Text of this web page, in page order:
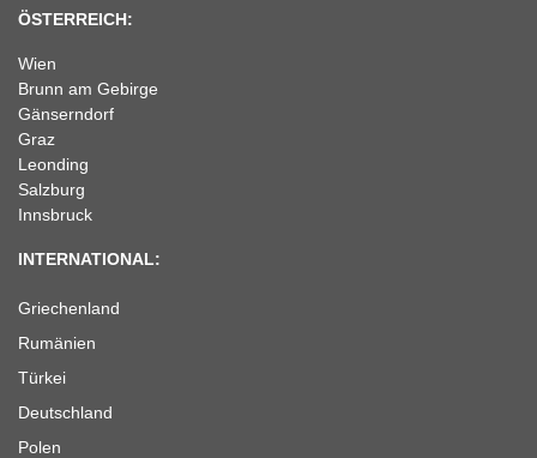
ÖSTERREICH:
Wien
Brunn am Gebirge
Gänserndorf
Graz
Leonding
Salzburg
Innsbruck
INTERNATIONAL:
Griechenland
Rumänien
Türkei
Deutschland
Polen